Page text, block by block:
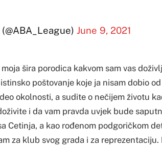
June 9, 2021
šira porodica kakvom sam vas
poštovanje koje ja nisam dobio
okolnosti, a sudite o nečijem životu
i da vam pravda uvjek bude
Cetinja, a kao rođenom podgoričkom
za klub svog grada i za reprezentaciju.